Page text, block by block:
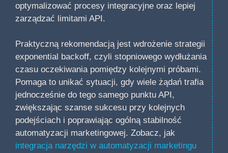
optymalizować procesy integracyjne oraz lepiej
zarządzać limitami API.
Praktyczną rekomendacją jest wdrożenie strategii
exponential backoff, czyli stopniowego wydłużania
czasu oczekiwania pomiędzy kolejnymi próbami.
Pomaga to unikać sytuacji, gdy wiele żądań trafia
jednocześnie do tego samego punktu API,
zwiększając szanse sukcesu przy kolejnych
podejściach i poprawiając ogólną stabilność
automatyzacji marketingowej. Zobacz, jak
integracja narzędzi w automatyzacji marketingu